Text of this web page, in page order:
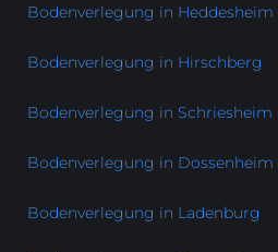
Bodenverlegung in Heddesheim
Bodenverlegung in Hirschberg
Bodenverlegung in Schriesheim
Bodenverlegung in Dossenheim
Bodenverlegung in Ladenburg